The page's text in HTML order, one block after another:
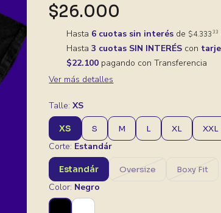
$26.000
Hasta 6 cuotas sin interés de $4.333 33
Hasta3 cuotas SIN INTERÉS con
$22.100 pagando con Transferencia
Ver más detalles
Talle:XS
XS S M L XL XXL
Corte: Estandár
Estandár Oversize Boxy Fit
Color: Negro